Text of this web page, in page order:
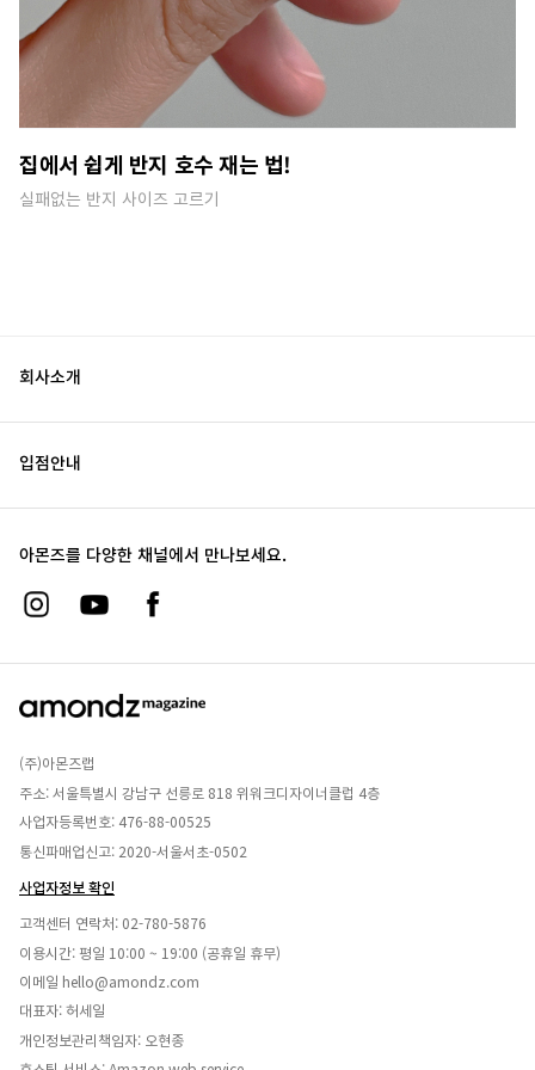
집에서 쉽게 반지 호수 재는 법!
실패없는 반지 사이즈 고르기
회사소개
입점안내
아몬즈를 다양한 채널에서 만나보세요.
(주)아몬즈랩
주소: 서울특별시 강남구 선릉로 818 위워크디자이너클럽 4층
사업자등록번호: 476-88-00525
통신파매업신고: 2020-서울서초-0502
사업자정보 확인
고객센터 연락처: 02-780-5876
이용시간: 평일 10:00 ~ 19:00 (공휴일 휴무)
이메일 hello@amondz.com
대표자: 허세일
개인정보관리책임자: 오현종